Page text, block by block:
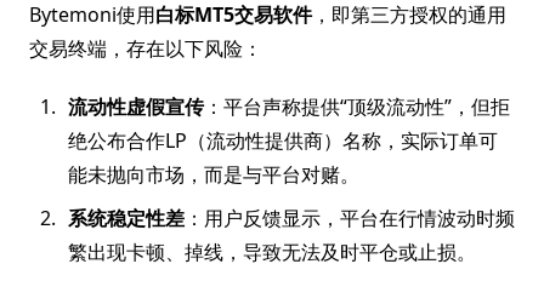
Bytemoni使用白标MT5交易软件，即第三方授权的通用
交易终端，存在以下风险：
流动性虚假宣传：平台声称提供“顶级流动性”，但拒
绝公布合作LP（流动性提供商）名称，实际订单可
能未抛向市场，而是与平台对赌。
系统稳定性差 ：用户反馈显示，平台在行情波动时频
繁出现卡顿、掉线，导致无法及时平仓或止损。